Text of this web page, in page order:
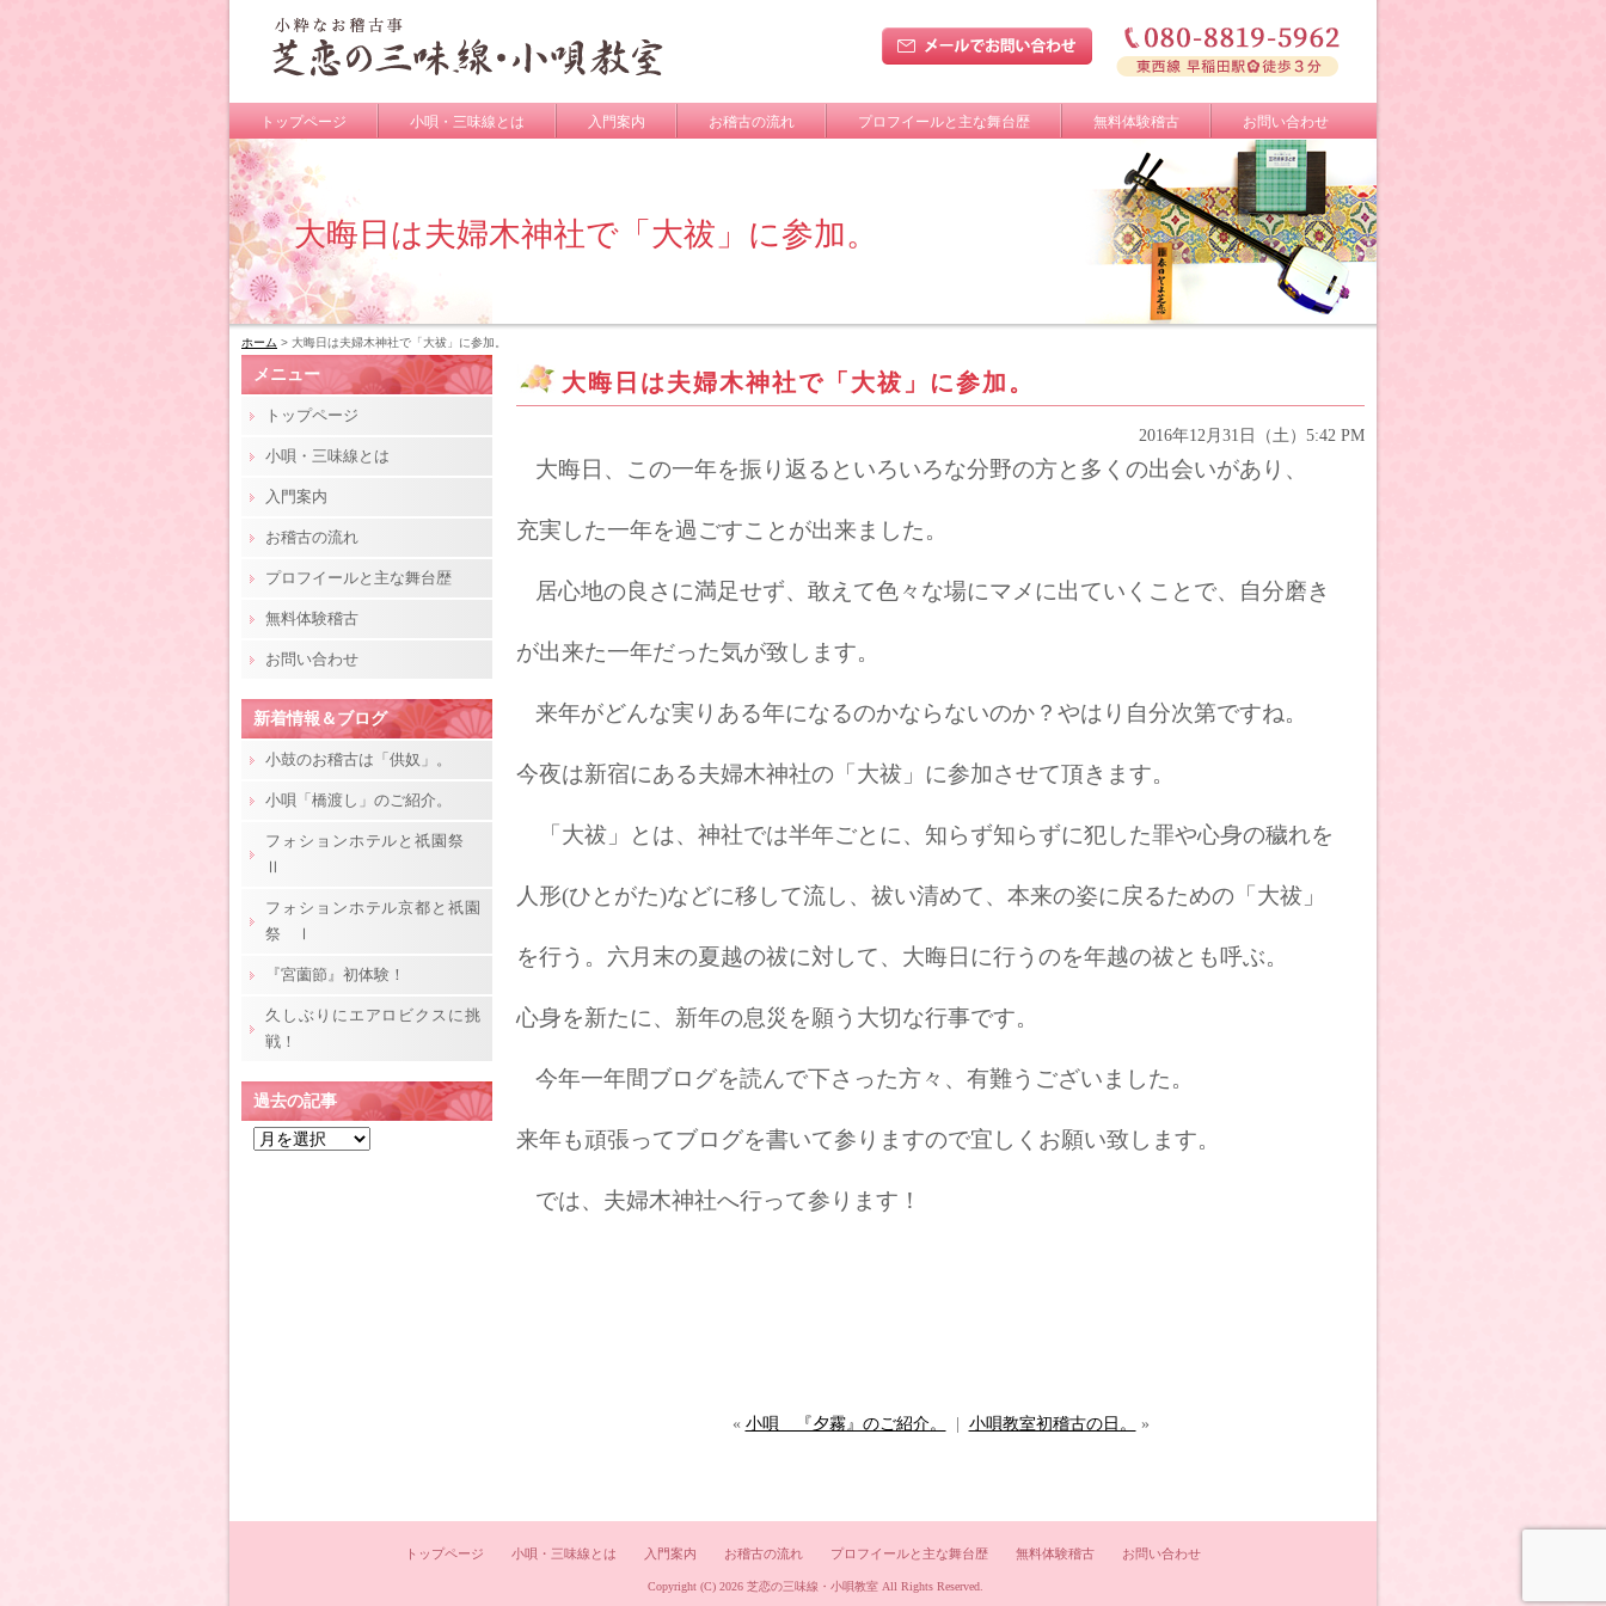
トップページ 小唄・三味線とは 入門案内 お稽古の流れ プロフイールと主な舞台歴 無料体験稽古 お問い合わせ
大晦日は夫婦木神社で「大祓」に参加。
ホーム > 大晦日は夫婦木神社で「大祓」に参加。
大晦日は夫婦木神社で「大祓」に参加。
2016年12月31日（土）5:42 PM
大晦日、この一年を振り返るといろいろな分野の方と多くの出会いがあり、
充実した一年を過ごすことが出来ました。
居心地の良さに満足せず、敢えて色々な場にマメに出ていくことで、自分磨き
が出来た一年だった気が致します。
来年がどんな実りある年になるのかならないのか？やはり自分次第ですね。
今夜は新宿にある夫婦木神社の「大祓」に参加させて頂きます。
「大祓」とは、神社では半年ごとに、知らず知らずに犯した罪や心身の穢れを
人形(ひとがた)などに移して流し、祓い清めて、本来の姿に戻るための「大祓」
を行う。六月末の夏越の祓に対して、大晦日に行うのを年越の祓とも呼ぶ。
心身を新たに、新年の息災を願う大切な行事です。
今年一年間ブログを読んで下さった方々、有難うございました。
来年も頑張ってブログを書いて参りますので宜しくお願い致します。
では、夫婦木神社へ行って参ります！
« 小唄 『夕霧』のご紹介。 小唄教室初稽古の日。 »
メニュー
トップページ
小唄・三味線とは
入門案内
お稽古の流れ
プロフイールと主な舞台歴
無料体験稽古
お問い合わせ
新着情報＆ブログ
小鼓のお稽古は「供奴」。
小唄「橋渡し」のご紹介。
フォションホテルと祇園祭
Ⅱ
フォションホテル京都と祇園
祭 Ⅰ
『宮薗節』初体験！
久しぶりにエアロビクスに挑
戦！
過去の記事
トップページ 小唄・三味線とは 入門案内 お稽古の流れ プロフイールと主な舞台歴 無料体験稽古 お問い合わせ
Copyright (C) 2026 芝恋の三味線・小唄教室All Rights Reserved.